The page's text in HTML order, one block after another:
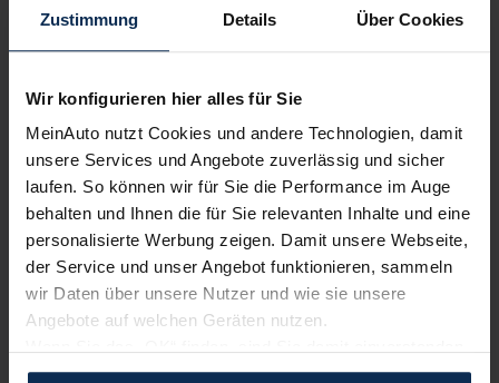
Zustimmung Details Über Cookies
Wir konfigurieren hier alles für Sie
MeinAuto nutzt Cookies und andere Technologien, damit
unsere Services und Angebote zuverlässig und sicher
laufen. So können wir für Sie die Performance im Auge
behalten und Ihnen die für Sie relevanten Inhalte und eine
personalisierte Werbung zeigen. Damit unsere Webseite,
der Service und unser Angebot funktionieren, sammeln
wir Daten über unsere Nutzer und wie sie unsere
Angebote auf welchen Geräten nutzen.
und erlauben uns Cookies für unseren Service zu
Weitere Artikel im Automagazin
Seat Arona vs. Skoda Kamiq (Test 2023): Duell der City-
Crossover
zum Automagazin
Nachrichten